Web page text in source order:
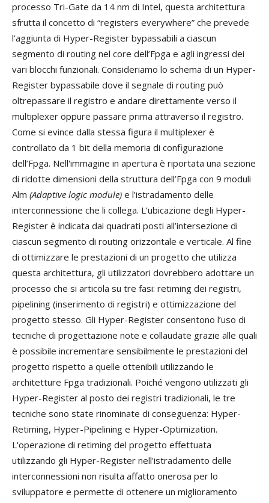
processo Tri-Gate da 14 nm di Intel, questa architettura
sfrutta il concetto di “registers everywhere” che prevede
l’aggiunta di Hyper-Register bypassabili a ciascun
segmento di routing nel core dell’Fpga e agli ingressi dei
vari blocchi funzionali. Consideriamo lo schema di un Hyper-
Register bypassabile dove il segnale di routing può
oltrepassare il registro e andare direttamente verso il
multiplexer oppure passare prima attraverso il registro.
Come si evince dalla stessa figura il multiplexer è
controllato da 1 bit della memoria di configurazione
dell’Fpga. Nell'immagine in apertura è riportata una sezione
di ridotte dimensioni della struttura dell’Fpga con 9 moduli
Alm (Adaptive logic module) e l’istradamento delle
interconnessione che li collega. L’ubicazione degli Hyper-
Register è indicata dai quadrati posti all’intersezione di
ciascun segmento di routing orizzontale e verticale. Al fine
di ottimizzare le prestazioni di un progetto che utilizza
questa architettura, gli utilizzatori dovrebbero adottare un
processo che si articola su tre fasi: retiming dei registri,
pipelining (inserimento di registri) e ottimizzazione del
progetto stesso. Gli Hyper-Register consentono l’uso di
tecniche di progettazione note e collaudate grazie alle quali
è possibile incrementare sensibilmente le prestazioni del
progetto rispetto a quelle ottenibili utilizzando le
architetture Fpga tradizionali. Poiché vengono utilizzati gli
Hyper-Register al posto dei registri tradizionali, le tre
tecniche sono state rinominate di conseguenza: Hyper-
Retiming, Hyper-Pipelining e Hyper-Optimization.
L'operazione di retiming del progetto effettuata
utilizzando gli Hyper-Register nell'istradamento delle
interconnessioni non risulta affatto onerosa per lo
sviluppatore e permette di ottenere un miglioramento